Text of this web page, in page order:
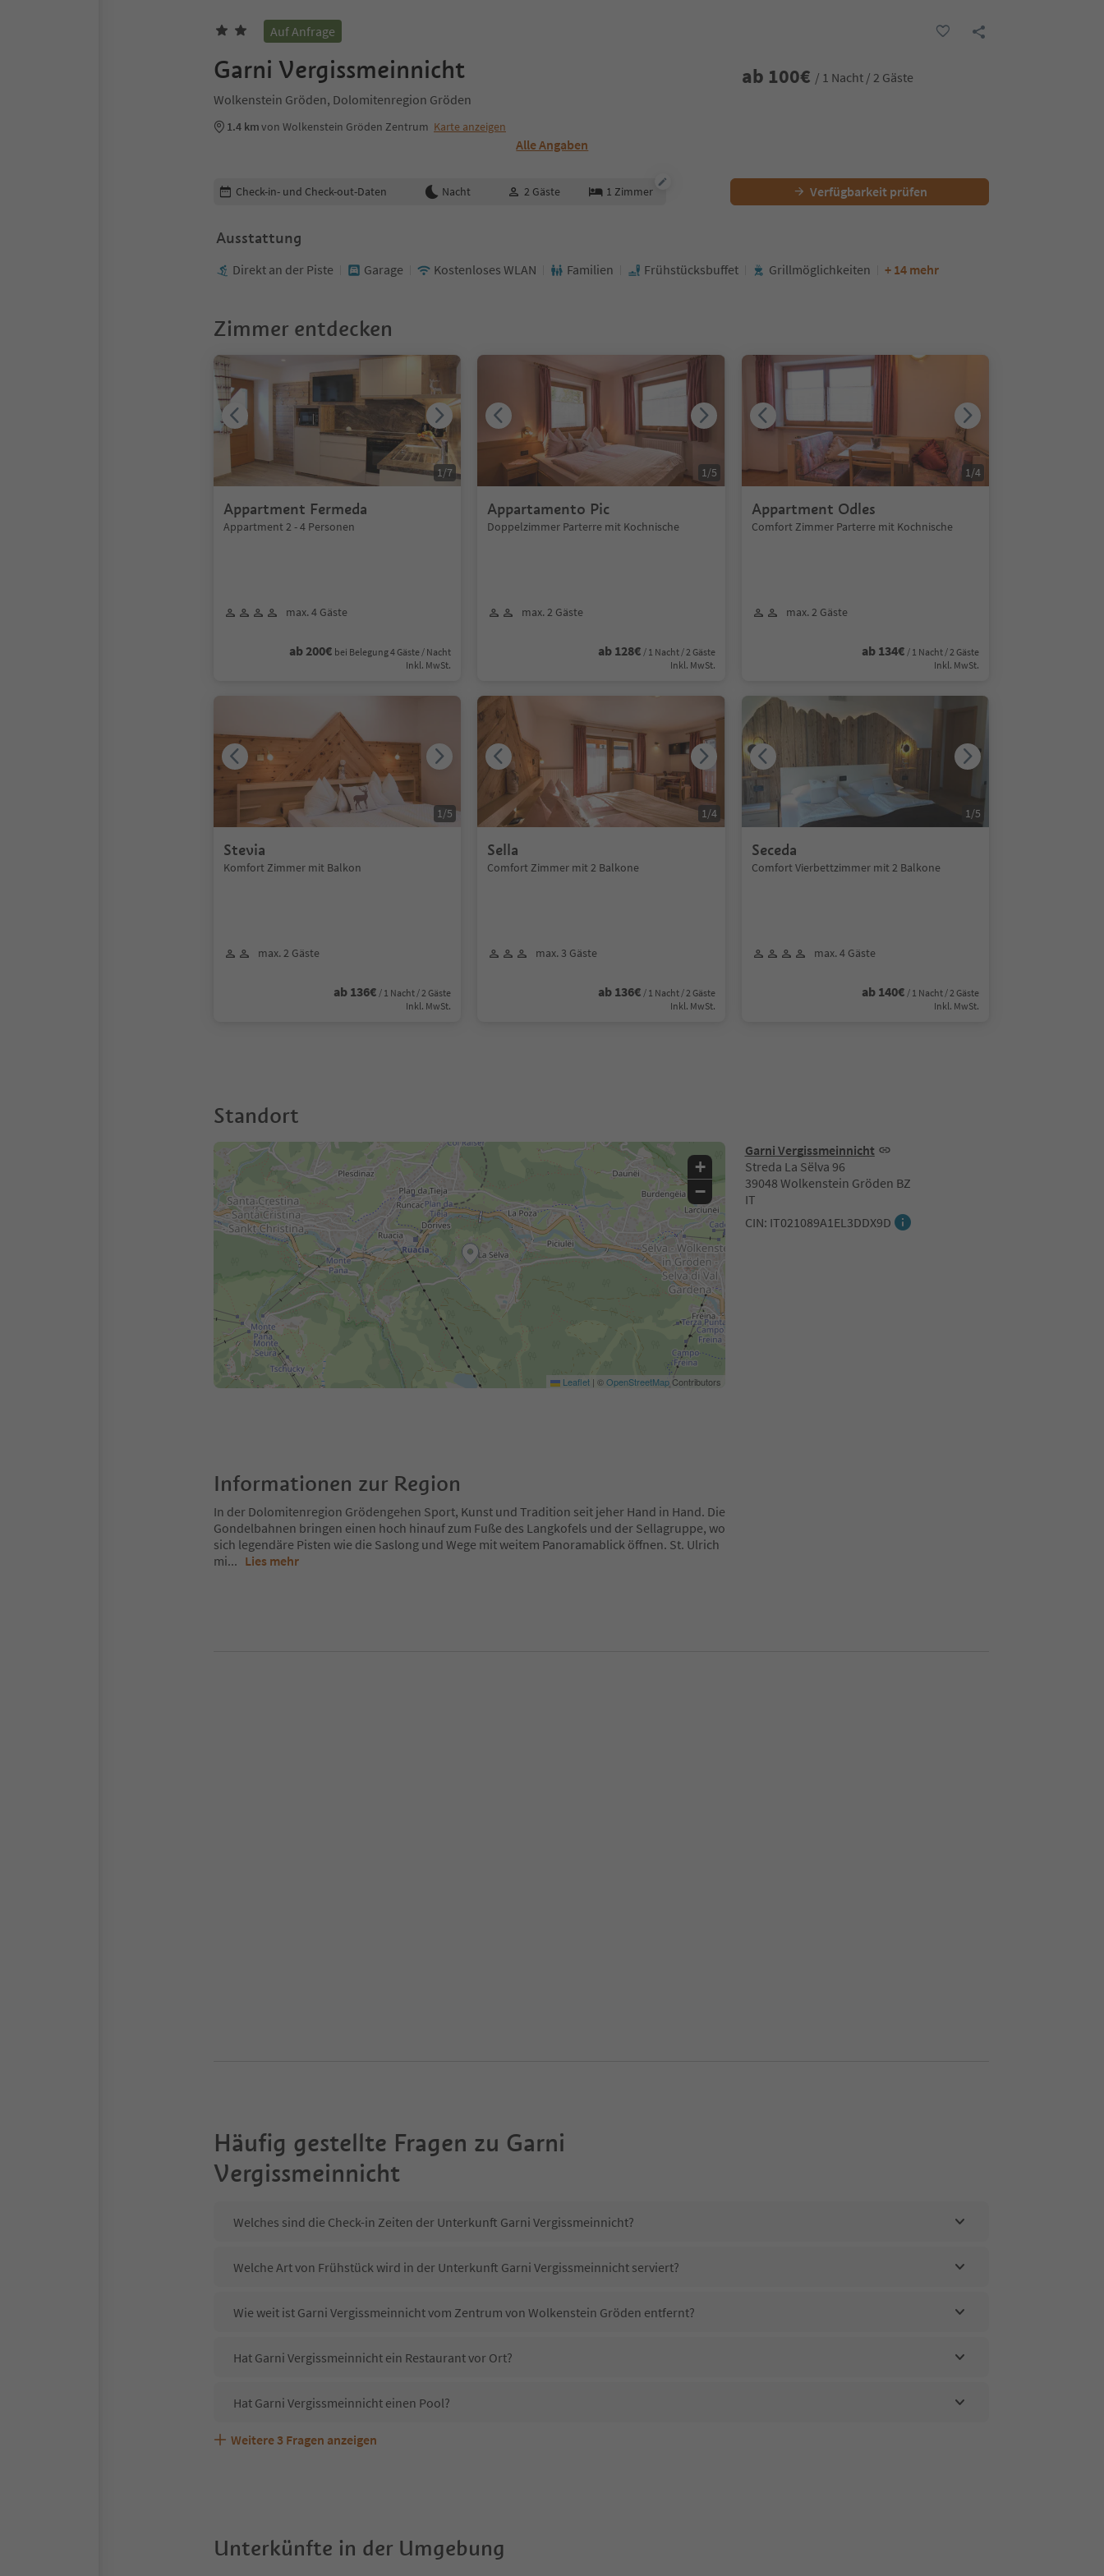
Auf Anfrage
Garni Vergissmeinnicht
Wolkenstein Gröden, Dolomitenregion Gröden
1.4 kmvon Wolkenstein Gröden Zentrum Karte anzeigen
Alle Angaben
ab 100€ / 1 Nacht / 2 Gäste
Buchungsdetails bearbeiten
Check-in- und Check-out-Daten Nacht 2 Gäste 1 Zimmer Verfügbarkeit prüfen
Ausstattung
Direkt an der Piste Garage Kostenloses WLAN Familien Frühstücksbuffet Grillmöglichkeiten + 14 mehr
Zimmer entdecken
Appartment Fermeda
Appartment 2 - 4 Personen
max. 4 Gäste
ab 200€ bei Belegung 4 Gäste / Nacht
Inkl. MwSt.
1/7
Appartamento Pic
Doppelzimmer Parterre mit Kochnische
max. 2 Gäste
ab 128€ / 1 Nacht / 2 Gäste
Inkl. MwSt.
1/5
Appartment Odles
Comfort Zimmer Parterre mit Kochnische
max. 2 Gäste
ab 134€ / 1 Nacht / 2 Gäste
Inkl. MwSt.
1/4
Stevia
Komfort Zimmer mit Balkon
max. 2 Gäste
ab 136€ / 1 Nacht / 2 Gäste
Inkl. MwSt.
1/5
Sella
Comfort Zimmer mit 2 Balkone
max. 3 Gäste
ab 136€ / 1 Nacht / 2 Gäste
Inkl. MwSt.
1/4
Seceda
Comfort Vierbettzimmer mit 2 Balkone
max. 4 Gäste
ab 140€ / 1 Nacht / 2 Gäste
Inkl. MwSt.
1/5
Standort
Garni Vergissmeinnicht
Streda La Sëlva 96
39048 Wolkenstein Gröden BZ
IT
CIN: IT021089A1EL3DDX9D
+
−
Leaflet | ©OpenStreetMapContributors
Informationen zur Region
In der Dolomitenregion Grödengehen Sport, Kunst und Tradition seit jeher Hand in Hand. Die
Gondelbahnen bringen einen hoch hinauf zum Fuße des Langkofels und der Sellagruppe, wo
sich legendäre Pisten wie die Saslong und Wege mit weitem Panoramablick öffnen. St. Ulrich
mi... Lies mehr
Häufig gestellte Fragen zu Garni
Vergissmeinnicht
Welches sind die Check-in Zeiten der Unterkunft Garni Vergissmeinnicht?
Welche Art von Frühstück wird in der Unterkunft Garni Vergissmeinnicht serviert?
Wie weit ist Garni Vergissmeinnicht vom Zentrum von Wolkenstein Gröden entfernt?
Hat Garni Vergissmeinnicht ein Restaurant vor Ort?
Hat Garni Vergissmeinnicht einen Pool?
Sind Haustiere in der Unterkunft Garni Vergissmeinnicht erlaubt?
Welche Services bietet Garni Vergissmeinnicht?
Weitere 3 Fragen anzeigen
Unterkünfte in der Umgebung